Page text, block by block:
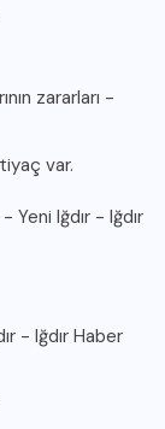
zararları -
var.
Yeni Iğdır - Iğdır
- Iğdır Haber